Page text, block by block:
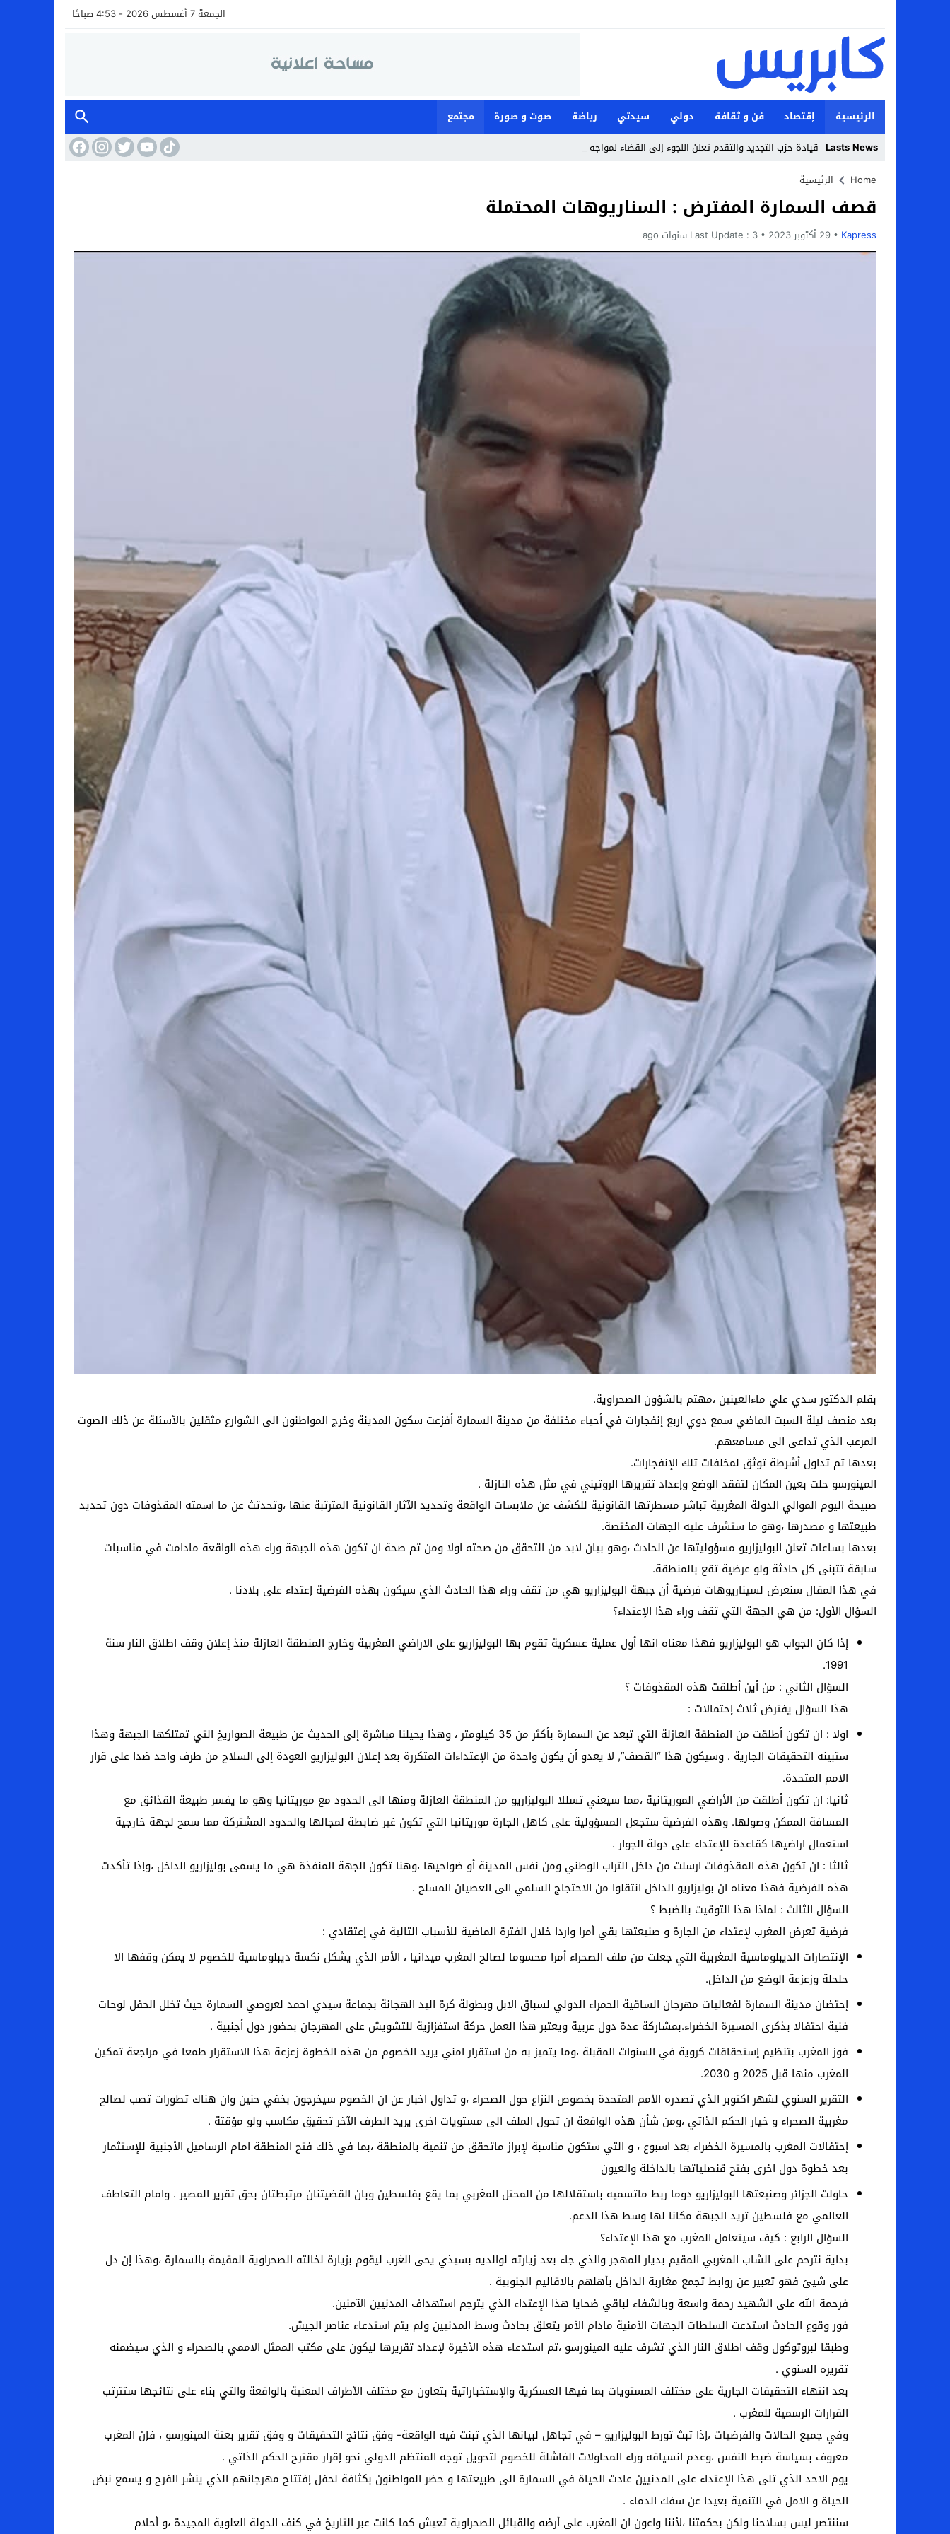
الجمعة 7 أغسطس 2026 - 4:53 صباحًا
الرئيسية إقتصاد فن و ثقافة دولي سيدتي رياضة صوت و صورة
مجتمع
Lasts News قيادة حزب التجديد والتقدم تعلن اللجوء إلى القضاء لمواجهة ما وصفته بـ”العب _
Stop
Previous
Next
Home الرئيسية
قصف السمارة المفترض : السناريوهات المحتملة
Kapress 29 أكتوبر 2023 Last Update : 3 سنوات ago
بقلم الدكتور سدي علي ماءالعينين ،مهتم بالشؤون الصحراوية.
بعد منصف ليلة السبت الماضي سمع دوي اربع إنفجارات في أحياء مختلفة من مدينة السمارة أفزعت سكون المدينة وخرج المواطنون الى الشوارع مثقلين بالأسئلة عن ذلك الصوت
المرعب الذي تداعى الى مسامعهم.
بعدها تم تداول أشرطة توثق لمخلفات تلك الإنفجارات.
المينورسو حلت بعين المكان لتفقد الوضع وإعداد تقريرها الروتيني في مثل هذه النازلة .
صبيحة اليوم الموالي الدولة المغربية تباشر مسطرتها القانونية للكشف عن ملابسات الواقعة وتحديد الآثار القانونية المترتبة عنها ،وتحدتث عن ما اسمته المقذوفات دون تحديد
طبيعتها و مصدرها ،وهو ما ستشرف عليه الجهات المختصة.
بعدها بساعات تعلن البوليزاريو مسؤوليتها عن الحادث ،وهو بيان لابد من التحقق من صحته اولا ومن تم صحة ان تكون هذه الجبهة وراء هذه الواقعة مادامت في مناسبات
سابقة تتبنى كل حادثة ولو عرضية تقع بالمنطقة.
في هذا المقال سنعرض لسيناريوهات فرضية أن جبهة البوليزاريو هي من تقف وراء هذا الحادث الذي سيكون بهذه الفرضية إعتداء على بلادنا .
السؤال الأول: من هي الجهة التي تقف وراء هذا الإعتداء؟
إذا كان الجواب هو البوليزاريو فهذا معناه انها أول عملية عسكرية تقوم بها البوليزاريو على الاراضي المغربية وخارج المنطقة العازلة منذ إعلان وقف اطلاق النار سنة
1991.
السؤال الثاني : من أين أطلقت هذه المقذوفات ؟
هذا السؤال يفترض ثلاث إحتمالات :
اولا : ان تكون أطلقت من المنطقة العازلة التي تبعد عن السمارة بأكثر من 35 كيلومتر ، وهذا يحيلنا مباشرة إلى الحديث عن طبيعة الصواريخ التي تمتلكها الجبهة وهذا
ستبينه التحقيقات الجارية . وسيكون هذا “القصف”, لا يعدو أن يكون واحدة من الإعتداءات المتكررة بعد إعلان البوليزاريو العودة إلى السلاح من طرف واحد ضدا على قرار
الامم المتحدة.
ثانيا: ان تكون أطلقت من الأراضي الموريتانية ،مما سيعني تسللا البوليزاريو من المنطقة العازلة ومنها الى الحدود مع موريتانيا وهو ما يفسر طبيعة القذائق مع
المسافة الممكن وصولها. وهذه الفرضية ستجعل المسؤولية على كاهل الجارة موريتانيا التي تكون غير ضابطة لمجالها والحدود المشتركة مما سمح لجهة خارجية
استعمال اراضيها كقاعدة للإعتداء على دولة الجوار .
ثالثا : ان تكون هذه المقذوفات ارسلت من داخل التراب الوطني ومن نفس المدينة أو ضواحيها ،وهنا تكون الجهة المنفذة هي ما يسمى بوليزاريو الداخل ،وإذا تأكدت
هذه الفرضية فهذا معناه ان بوليزاريو الداخل انتقلوا من الاحتجاج السلمي الى العصيان المسلح .
السؤال الثالث : لماذا هذا التوقيت بالضبط ؟
فرضية تعرض المغرب لإعتداء من الجارة و صنيعتها بقي أمرا واردا خلال الفترة الماضية للأسباب التالية في إعتقادي :
الإنتصارات الديبلوماسية المغربية التي جعلت من ملف الصحراء أمرا محسوما لصالح المغرب ميدانيا ، الأمر الذي يشكل نكسة ديبلوماسية للخصوم لا يمكن وقفها الا
حلحلة وزعزعة الوضع من الداخل.
إحتضان مدينة السمارة لفعاليات مهرجان الساقية الحمراء الدولي لسباق الابل وبطولة كرة اليد الهجانة بجماعة سيدي احمد لعروصي السمارة حيث تخلل الحفل لوحات
فنية احتفالا بذكرى المسيرة الخضراء.بمشاركة عدة دول عربية ويعتبر هذا العمل حركة استفزازية للتشويش على المهرجان بحضور دول أجنبية .
فوز المغرب بتنظيم إستحقاقات كروية في السنوات المقبلة ،وما يتميز به من استقرار امني يريد الخصوم من هذه الخطوة زعزعة هذا الاستقرار طمعا في مراجعة تمكين
المغرب منها قبل 2025 و 2030.
التقرير السنوي لشهر اكتوبر الذي تصدره الأمم المتحدة بخصوص النزاع حول الصحراء ،و تداول اخبار عن ان الخصوم سيخرجون بخفي حنين وان هناك تطورات تصب لصالح
مغربية الصحراء و خيار الحكم الذاتي ،ومن شأن هذه الواقعة ان تحول الملف الى مستويات اخرى يريد الطرف الآخر تحقيق مكاسب ولو مؤقتة .
إحتفالات المغرب بالمسيرة الخضراء بعد اسبوع ، و التي ستكون مناسبة لإبراز ماتحقق من تنمية بالمنطقة ،بما في ذلك فتح المنطقة امام الرساميل الأجنبية للإستثمار
بعد خطوة دول اخرى بفتح قنصلياتها بالداخلة والعيون
حاولت الجزائر وصنيعتها البوليزاريو دوما ربط ماتسميه باستقلالها من المحتل المغربي بما يقع بفلسطين وبان القضيتنان مرتبطتان بحق تقرير المصير . وامام التعاطف
العالمي مع فلسطين تريد الجبهة مكانا لها وسط هذا الدعم.
السؤال الرابع : كيف سيتعامل المغرب مع هذا الإعتداء؟
بداية نترحم على الشاب المغربي المقيم بديار المهجر والذي جاء بعد زيارته لوالديه بسيذي يحى الغرب ليقوم بزيارة لخالته الصحراوية المقيمة بالسمارة ،وهذا إن دل
على شيئ فهو تعبير عن روابط تجمع مغاربة الداخل بأهلهم بالاقاليم الجنوبية .
فرحمة الله على الشهيد رحمة واسعة وبالشفاء لباقي ضحايا هذا الإعتداء الذي يترجم استهداف المدنيين الآمنين.
فور وقوع الحادث استدعت السلطات الجهات الأمنية مادام الأمر يتعلق بحادث وسط المدنيين ولم يتم استدعاء عناصر الجيش.
وطبقا لبروتوكول وقف اطلاق النار الذي تشرف عليه المينورسو ،تم استدعاء هذه الأخيرة لإعداد تقريرها ليكون على مكتب الممثل الاممي بالصحراء و الذي سيضمنه
تقريره السنوي .
بعد انتهاء التحقيقات الجارية على مختلف المستويات بما فيها العسكرية والإستخباراتية بتعاون مع مختلف الأطراف المعنية بالواقعة والتي بناء على نتائجها ستترتب
القرارات الرسمية للمغرب .
وفي جميع الحالات والفرضيات ،إذا تبث تورط البوليزاريو – في تجاهل لبيانها الذي تبنت فيه الواقعة- وفق نتائج التحقيقات و وفق تقرير بعتة المينورسو ، فإن المغرب
معروف بسياسة ضبط النفس ،وعدم انسياقه وراء المحاولات الفاشلة للخصوم لتحويل توجه المنتظم الدولي نحو إقرار مقترح الحكم الذاتي .
يوم الاحد الذي تلى هذا الإعتداء على المدنيين عادت الحياة في السمارة الى طبيعتها و حضر المواطنون بكثافة لحفل إفتتاح مهرجانهم الذي ينشر الفرح و يسمع نبض
الحياة و الامل في التنمية بعيدا عن سفك الدماء .
سننتصر ليس بسلاحنا ولكن بحكمتنا ،لأننا واعون ان المغرب على أرضه والقبائل الصحراوية تعيش كما كانت عبر التاريخ في كنف الدولة العلوية المجيدة ،و أحلام